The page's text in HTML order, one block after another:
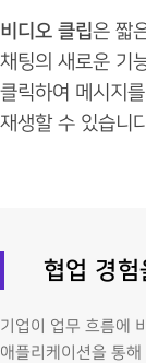
비디오 클립은 짧
채팅의 새로운 기
클릭하여 메시지
재생할 수 있습니
협업 경험
기업이 업무 흐름에
애플리케이션을 통